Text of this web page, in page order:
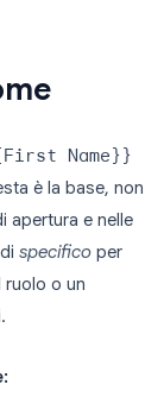
Name}}
è la base, non
apertura e nelle
specifico per
ruolo o un